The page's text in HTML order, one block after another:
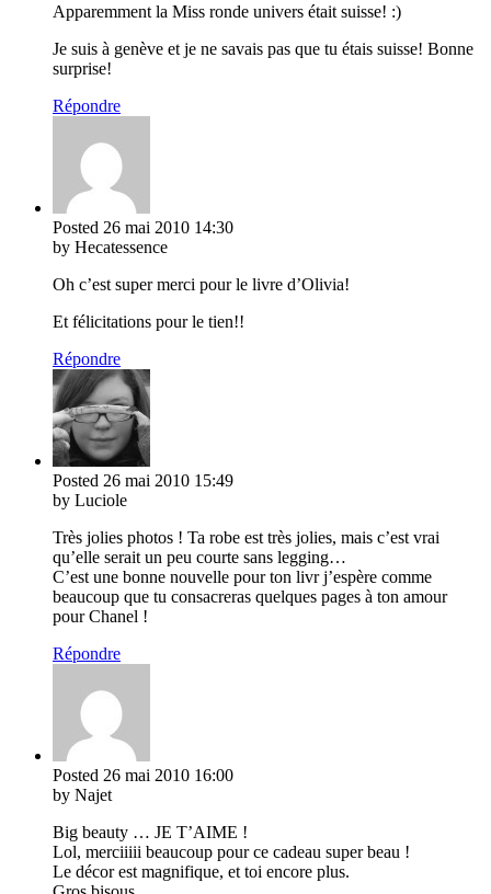
Apparemment la Miss ronde univers était suisse! :)
Je suis à genève et je ne savais pas que tu étais suisse! Bonne
surprise!
Répondre
Posted 26 mai 2010 14:30
by Hecatessence
Oh c’est super merci pour le livre d’Olivia!
Et félicitations pour le tien!!
Répondre
Posted 26 mai 2010 15:49
by Luciole
Très jolies photos ! Ta robe est très jolies, mais c’est vrai
qu’elle serait un peu courte sans legging…
C’est une bonne nouvelle pour ton livr j’espère comme
beaucoup que tu consacreras quelques pages à ton amour
pour Chanel !
Répondre
Posted 26 mai 2010 16:00
by Najet
Big beauty … JE T’AIME !
Lol, merciiiii beaucoup pour ce cadeau super beau !
Le décor est magnifique, et toi encore plus.